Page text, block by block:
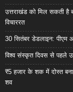
उत्तराखंड को मिल सकती है
विचाररत
30 सितंबर डेडलाइन: पीएम
विश्व संस्कृत दिवस से पहले
₹5 हजार के शक में दोस्त बना
शव